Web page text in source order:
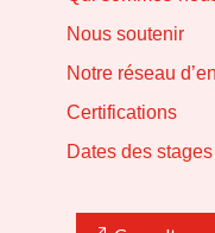
Nous soutenir
Notre réseau
Certifications
Dates des